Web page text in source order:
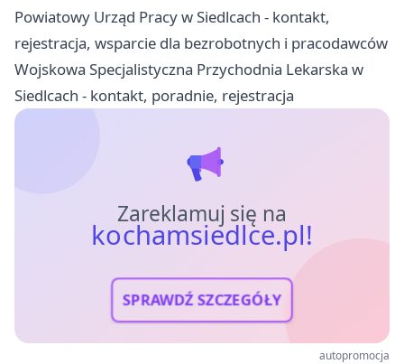
Powiatowy Urząd Pracy w Siedlcach - kontakt,
rejestracja, wsparcie dla bezrobotnych i pracodawców
Wojskowa Specjalistyczna Przychodnia Lekarska w
Siedlcach - kontakt, poradnie, rejestracja
Zareklamuj się na
kochamsiedlce.pl!
SPRAWDŹ SZCZEGÓŁY
autopromocja